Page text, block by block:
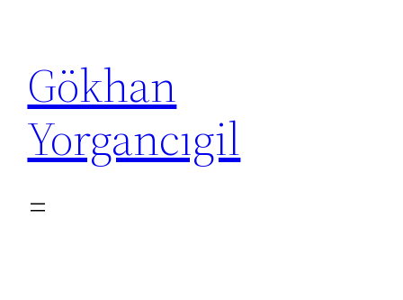
Gökhan
Yorgancıgil